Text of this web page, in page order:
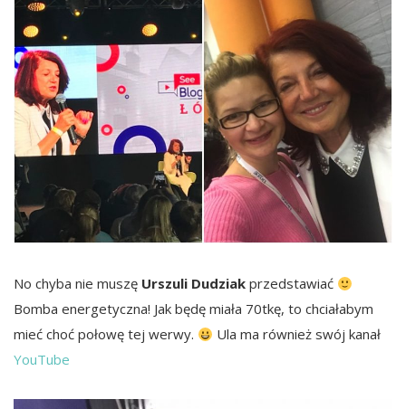
No chyba nie muszę Urszuli Dudziak przedstawiać
Bomba energetyczna! Jak będę miała 70tkę, to chciałabym
mieć choć połowę tej werwy.
Ula ma również swój kanał
YouTube